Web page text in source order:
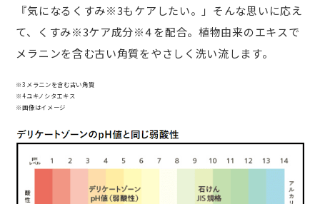
『気になるくすみ※3もケアしたい。」そんな思いに応え
て、くすみ※3ケア成分※4 を配合。植物由来のエキスで
メラニンを含む古い角質をやさしく洗い流します。
※3メラニンを含む古い角質
※4ユキノシタエキス
※画像はイメージ